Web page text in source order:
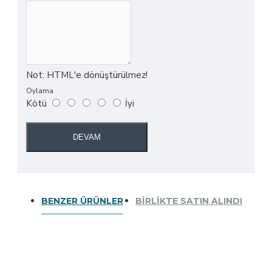
Not: HTML'e dönüştürülmez!
Oylama
Kötü İyi
DEVAM
BENZER ÜRÜNLER BIRLIKTE SATIN ALINDI